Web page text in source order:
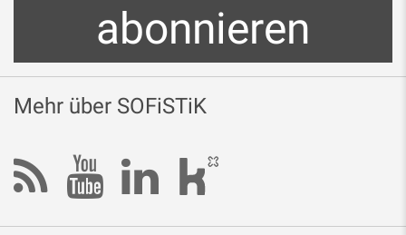
abonnieren
Mehr über SOFiSTiK